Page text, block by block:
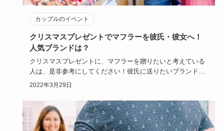
カップルのイベント
クリスマスプレゼントでマフラーを彼氏・彼女へ！
人気ブランドは？
クリスマスプレゼントに、マフラーを贈りたいと考えている
人は、是非参考にしてください！彼氏に送りたいブランドマ
フラーと、彼女…
2022年3月29日